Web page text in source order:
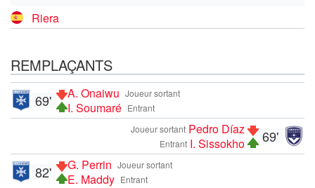
Riera
REMPLAÇANTS
Joueur sortant
A. Onaiwu
Entrant
I. Soumaré
69'
69'
Joueur sortant Pedro Díaz
Entrant I. Sissokho
Joueur sortant
G. Perrin
Entrant
E. Maddy
82'